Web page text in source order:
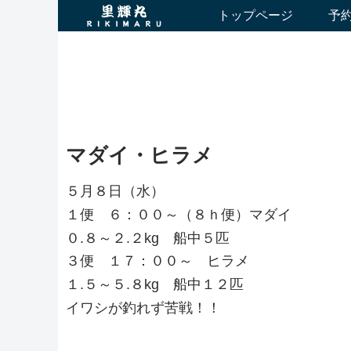
トップページ 予
マダイ・ヒラメ
５月８日（水）
１便 ６：００～（８ｈ便）マダイ
０.８～２.２kg 船中５匹
３便 １７：００～ ヒラメ
１.５～５.８kg 船中１２匹
イワシが釣れず苦戦！！